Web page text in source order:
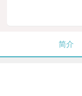
简介